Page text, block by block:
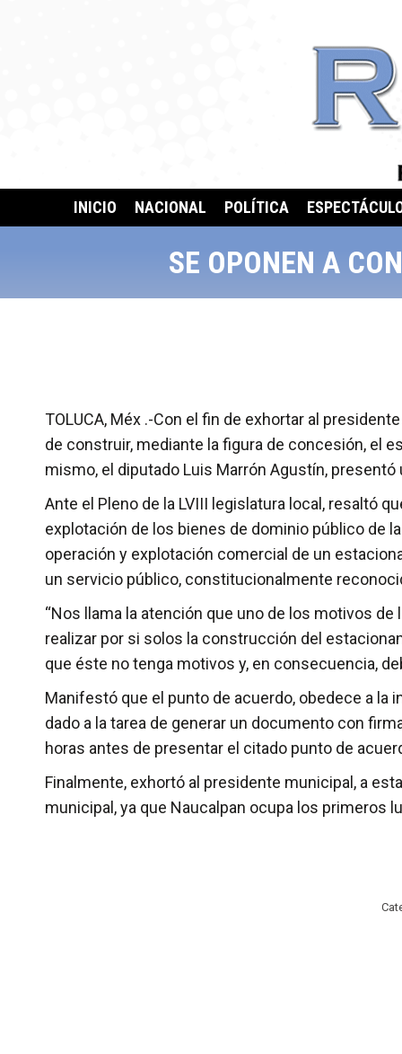
INICIO NACIONAL POLÍTICA
SE OPONEN A
TOLUCA, Méx .-Con el fin de exhortar al
de construir, mediante la figura de concesión, el
mismo, el diputado Luis Marrón Agustín, presentó
Ante el Pleno de la LVIII legislatura local, resaltó
explotación de los bienes de dominio público de
operación y explotación comercial de un
un servicio público, constitucionalmente
“Nos llama la atención que uno de los motivos
realizar por si solos la construcción del
que éste no tenga motivos y, en consecuencia,
Manifestó que el punto de acuerdo, obedece a la
dado a la tarea de generar un documento con
horas antes de presentar el citado punto de
Finalmente, exhortó al presidente municipal, a
municipal, ya que Naucalpan ocupa los primeros